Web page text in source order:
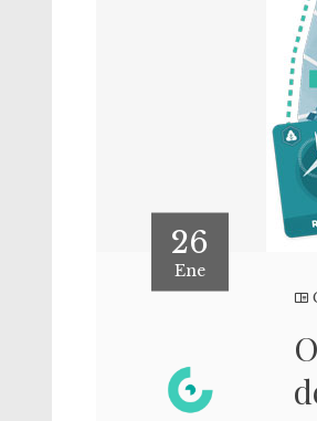
26
Ene